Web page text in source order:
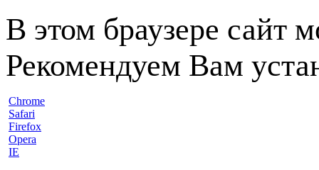
В этом браузере сайт
Рекомендуем Вам
Chrome
Safari
Firefox
Opera
IE